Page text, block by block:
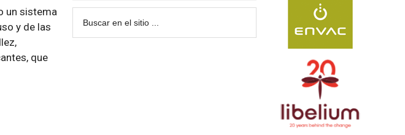
un sistema
y de las
que